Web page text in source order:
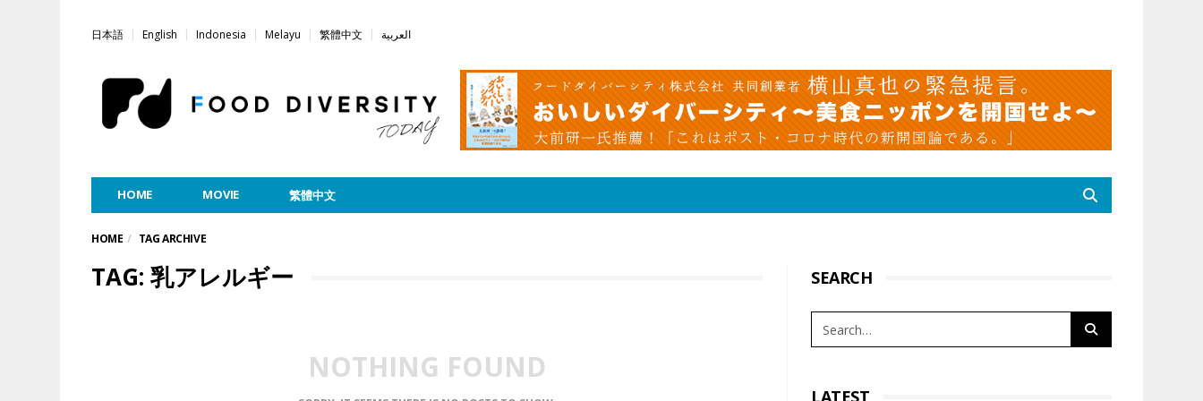
日本語 English Indonesia Melayu 繁體中文 العربية
HOME MOVIE 繁體中文
HOME TAG ARCHIVE
TAG: 乳アレルギー
NOTHING FOUND
SEARCH
LATEST